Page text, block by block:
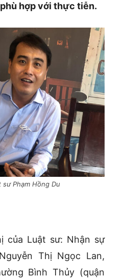
hợp với thực tiễn.
sư Phạm Hồng Du
của Luật sư: Nhận sự
Thị Ngọc Lan,
Bình Thủy (quận